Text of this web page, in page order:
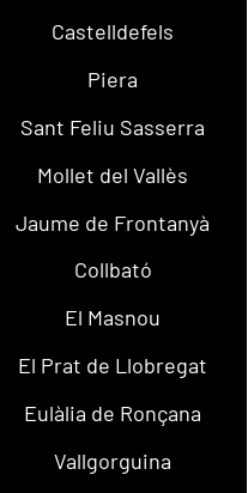
Castelldefels
Piera
Sant Feliu Sasserra
Mollet del Vallès
Jaume de Frontanyà
Collbató
El Masnou
El Prat de Llobregat
Eulàlia de Ronçana
Vallgorguina